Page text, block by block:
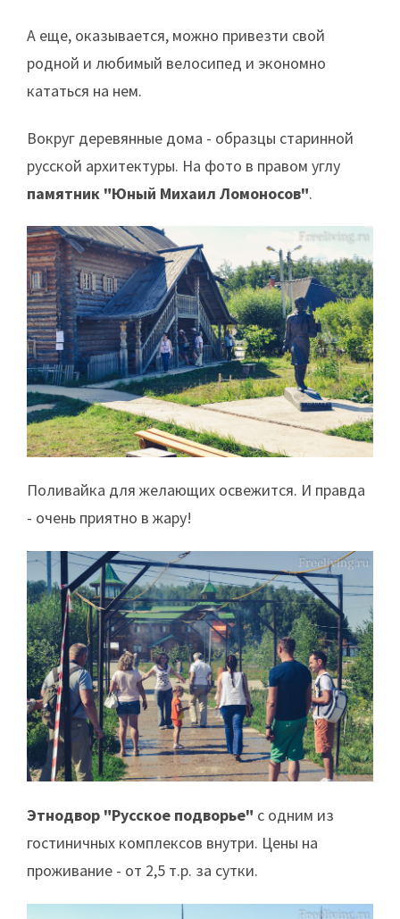
А еще, оказывается, можно привезти свой
родной и любимый велосипед и экономно
кататься на нем.
Вокруг деревянные дома - образцы старинной
русской архитектуры. На фото в правом углу
памятник "Юный Михаил Ломоносов".
Поливайка для желающих освежится. И правда
- очень приятно в жару!
Этнодвор "Русское подворье" с одним из
гостиничных комплексов внутри. Цены на
проживание - от 2,5 т.р. за сутки.